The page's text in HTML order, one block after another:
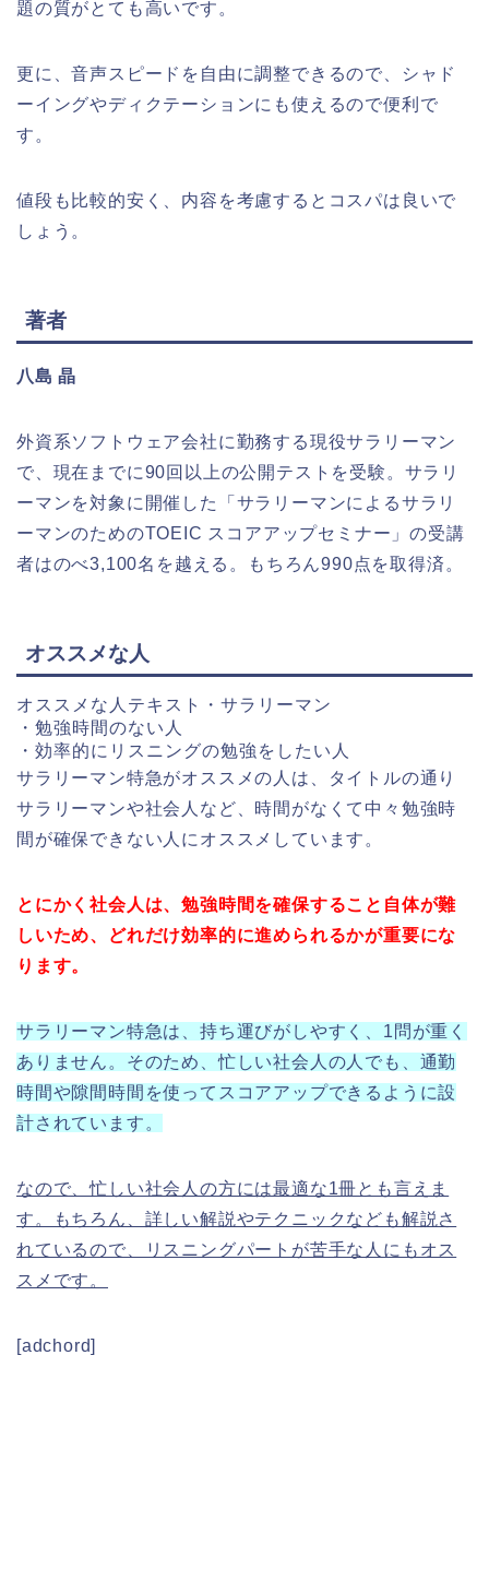
題の質がとても高いです。
更に、音声スピードを自由に調整できるので、シャド
ーイングやディクテーションにも使えるので便利で
す。
値段も比較的安く、内容を考慮するとコスパは良いで
しょう。
著者
八島 晶
外資系ソフトウェア会社に勤務する現役サラリーマン
で、現在までに90回以上の公開テストを受験。サラリ
ーマンを対象に開催した「サラリーマンによるサラリ
ーマンのためのTOEIC スコアアップセミナー」の受講
者はのべ3,100名を越える。もちろん990点を取得済。
オススメな人
オススメな人 テキスト・サラリーマン
・勉強時間のない人
・効率的にリスニングの勉強をしたい人
サラリーマン特急がオススメの人は、タイトルの通り
サラリーマンや社会人など、時間がなくて中々勉強時
間が確保できない人にオススメしています。
とにかく社会人は、勉強時間を確保すること自体が難
しいため、どれだけ効率的に進められるかが重要にな
ります。
サラリーマン特急は、持ち運びがしやすく、1問が重く
ありません。そのため、忙しい社会人の人でも、通勤
時間や隙間時間を使ってスコアアップできるように設
計されています。
なので、忙しい社会人の方には最適な1冊とも言えま
す。もちろん、詳しい解説やテクニックなども解説さ
れているので、リスニングパートが苦手な人にもオス
スメです。
[adchord]